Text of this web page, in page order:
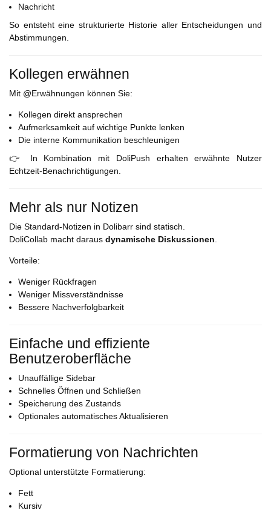
Nachricht
So entsteht eine strukturierte Historie aller Entscheidungen und
Abstimmungen.
Kollegen erwähnen
Mit @Erwähnungen können Sie:
Kollegen direkt ansprechen
Aufmerksamkeit auf wichtige Punkte lenken
Die interne Kommunikation beschleunigen
👉 In Kombination mit DoliPush erhalten erwähnte Nutzer
Echtzeit-Benachrichtigungen.
Mehr als nur Notizen
Die Standard-Notizen in Dolibarr sind statisch.
DoliCollab macht daraus dynamische Diskussionen.
Vorteile:
Weniger Rückfragen
Weniger Missverständnisse
Bessere Nachverfolgbarkeit
Einfache und effiziente
Benutzeroberfläche
Unauffällige Sidebar
Schnelles Öffnen und Schließen
Speicherung des Zustands
Optionales automatisches Aktualisieren
Formatierung von Nachrichten
Optional unterstützte Formatierung:
Fett
Kursiv